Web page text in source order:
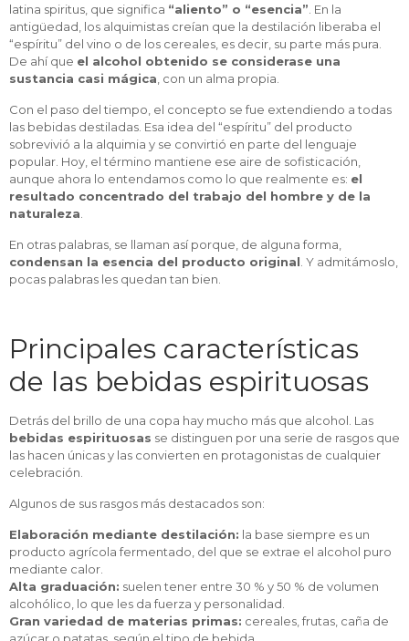
latina spiritus, que significa “aliento” o “esencia” . En la
antigüedad, los alquimistas creían que la destilación liberaba el
“espíritu” del vino o de los cereales, es decir, su parte más pura.
De ahí que el alcohol obtenido se considerase una
sustancia casi mágica , con un alma propia.
Con el paso del tiempo, el concepto se fue extendiendo a todas
las bebidas destiladas. Esa idea del “espíritu” del producto
sobrevivió a la alquimia y se convirtió en parte del lenguaje
popular. Hoy, el término mantiene ese aire de sofisticación,
aunque ahora lo entendamos como lo que realmente es: el
resultado concentrado del trabajo del hombre y de la
naturaleza
En otras palabras, se llaman así porque, de alguna forma,
condensan la esencia del producto original . Y admitámoslo,
pocas palabras les quedan tan bien.
Principales características
de las bebidas espirituosas
Detrás del brillo de una copa hay mucho más que alcohol. Las
bebidas espirituosas se distinguen por una serie de rasgos que
las hacen únicas y las convierten en protagonistas de cualquier
celebración.
Algunos de sus rasgos más destacados son:
Elaboración mediante destilación: la base siempre es un
producto agrícola fermentado, del que se extrae el alcohol puro
mediante calor.
Alta graduación: suelen tener entre 30 % y 50 % de volumen
alcohólico, lo que les da fuerza y personalidad.
Gran variedad de materias primas: cereales, frutas, caña de